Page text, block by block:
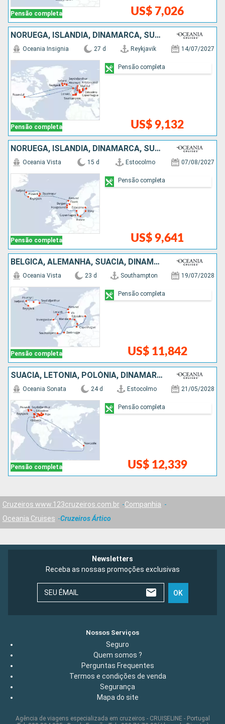
Pensão completa US$ 7,026
NORUEGA, ISLÂNDIA, DINAMARCA, SUÃCIA, ESTÃNIA, HOLANDA, FINLÃNDIA, BÉLGICA, ALEMANHA, FRANCIA, FEROE (ILHAS)
Pensão completa
Oceania Insignia 27 d Reykjavik 14/07/2027
US$ 9,132
Pensão completa
NORUEGA, ISLÂNDIA, DINAMARCA, SUÃCIA
Pensão completa
Oceania Vista 15 d Estocolmo 07/08/2027
US$ 9,641
Pensão completa
BÉLGICA, ALEMANHA, SUÃCIA, DINAMARCA, NORUEGA, ISLÂNDIA
Pensão completa
Oceania Vista 23 d Southampton 19/07/2028
US$ 11,842
Pensão completa
SUÃCIA, LETÔNIA, POLÓNIA, DINAMARCA, ALEMANHA, NORUEGA, HOLANDA, AUSTRÁLIA, FEROE (ILHAS), ISLÂNDIA
Pensão completa
Oceania Sonata 24 d Estocolmo 21/05/2028
US$ 12,339
Pensão completa
Cruzeiros www.123cruzeiros.com.br
Companhia
Oceania Cruises
Cruzeiros Ártico
Newsletters
Receba as nossas promoções exclusivas
SEU ÉMAIL OK
Nossos Serviços
Seguro
Quem somos ?
Perguntas Frequentes
Termos e condições de venda
Segurança
Mapa do site
Agência de viagens especializada em cruzeiros - CRUISELINE - Portugal